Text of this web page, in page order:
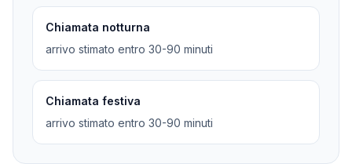
Chiamata notturna
arrivo stimato entro 30-90 minuti
Chiamata festiva
arrivo stimato entro 30-90 minuti